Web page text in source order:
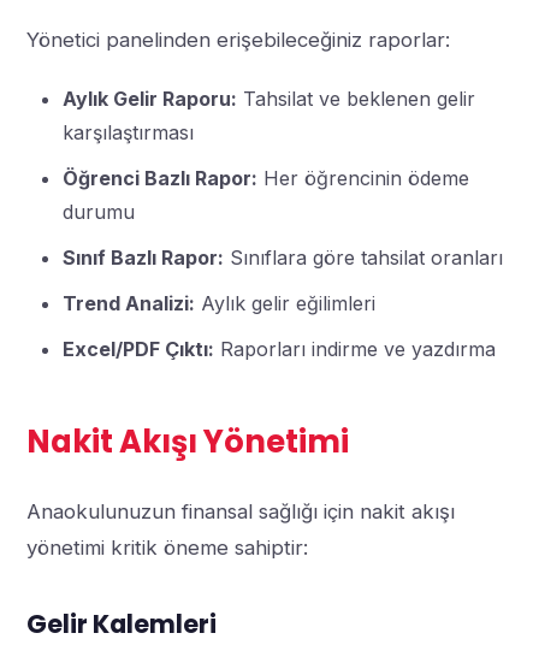
Yönetici panelinden erişebileceğiniz raporlar:
Aylık Gelir Raporu: Tahsilat ve beklenen gelir
karşılaştırması
Öğrenci Bazlı Rapor: Her öğrencinin ödeme
durumu
Sınıf Bazlı Rapor: Sınıflara göre tahsilat oranları
Trend Analizi: Aylık gelir eğilimleri
Excel/PDF Çıktı: Raporları indirme ve yazdırma
Nakit Akışı Yönetimi
Anaokulunuzun finansal sağlığı için nakit akışı
yönetimi kritik öneme sahiptir:
Gelir Kalemleri